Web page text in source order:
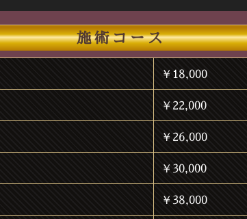
施術コース
￥18,000
￥22,000
￥26,000
￥30,000
￥38,000